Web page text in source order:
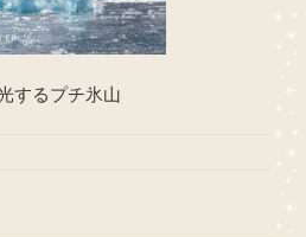
するプチ氷山